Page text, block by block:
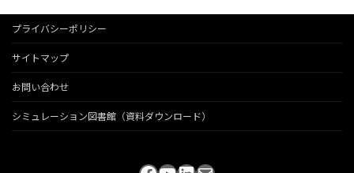
の
ペ
ー
ジ
送
プライバシーポリシー
サイトマップ
お問い合わせ
シミュレーション図書館（資料ダウンロード）